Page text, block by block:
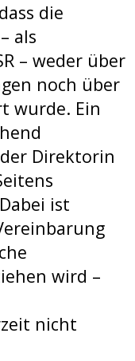
die
als
– weder über
noch über
wurde. Ein
Direktorin
ist
wird –
nicht